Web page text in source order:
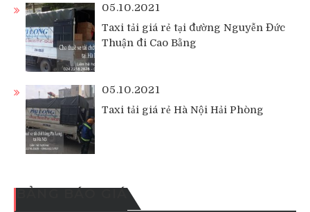
05.10.2021
Taxi tải giá rẻ tại đường Nguyễn Đức
Thuận đi Cao Bằng
05.10.2021
Taxi tải giá rẻ Hà Nội Hải Phòng
BẢNG BÁO GIÁ